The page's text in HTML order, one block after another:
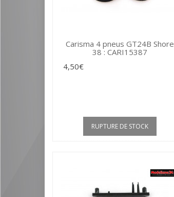
Carisma 4 pneus GT24B Shore
38 : CARI15387
4,50€
RUPTURE DE STOCK